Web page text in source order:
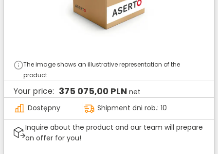
The image shows an illustrative representation of the
product.
Your price: 375 075,00 PLN net
Dostępny
Shipment dni rob.: 10
Inquire about the product and our team will prepare
an offer for you!